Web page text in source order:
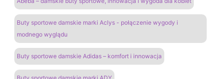
Buty sportowe damskie marki Aclys - połączenie wygody i
modnego wyglądu
Buty sportowe damskie Adidas – komfort i innowacja